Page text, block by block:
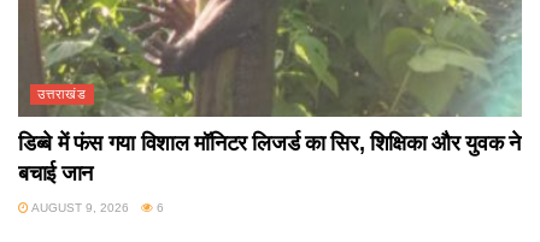
उत्तराखंड
डिब्बे में फंस गया विशाल मॉनिटर लिजर्ड का सिर, शिक्षिका और युवक ने
बचाई जान
AUGUST 9, 2026 6